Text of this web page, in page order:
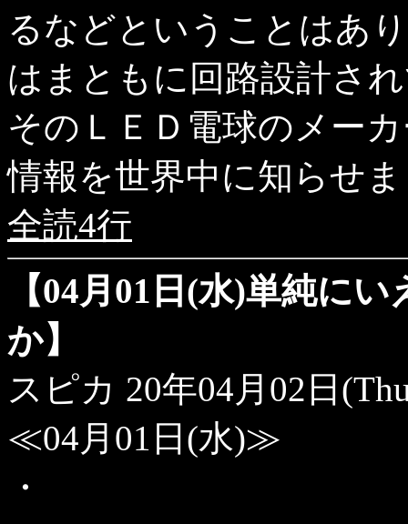
るなどということはあ
はまともに回路設計さ
そのＬＥＤ電球のメー
情報を世界中に知らせ
全読4行
【04月01日(水)単純に
か】
スピカ 20年04月02日
≪04月01日(水)≫
・